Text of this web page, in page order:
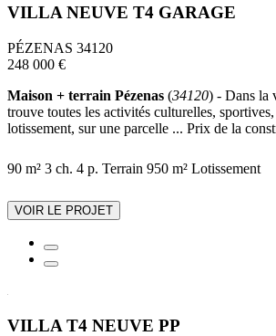
VILLA NEUVE T4 GARAGE
PÉZENAS 34120
248 000 €
Maison + terrain Pézenas (34120) - Dans la
trouve toutes les activités culturelles,
lotissement, sur une parcelle ... Prix de la
90 m² 3 ch. 4 p. Terrain 950 m² Lotissement
VOIR LE PROJET
VILLA T4 NEUVE PP